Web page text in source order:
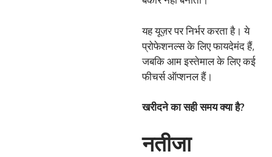
यह यूज़र पर निर्भर करता है। ये
प्रोफेशनल्स के लिए फायदेमंद हैं,
जबकि आम इस्तेमाल के लिए कई
फीचर्स ऑप्शनल हैं।
खरीदने का सही समय क्या है?
नतीजा